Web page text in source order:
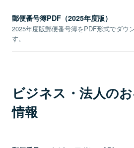
郵便番号簿PDF（2025年度版）
2025年度版郵便番号簿をPDF形式でダウ
す。
ビジネス・法人の
情報